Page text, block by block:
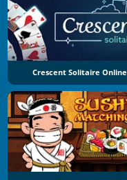
Crescent Solitaire Online